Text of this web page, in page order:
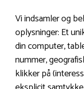
Vi indsamler og
oplysninger: Et
din computer,
nummer,
klikker på